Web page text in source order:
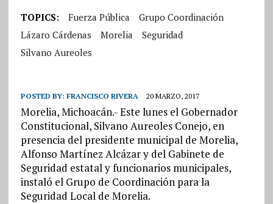
TOPICS: Fuerza Pública
Grupo Coordinación
Lázaro Cárdenas
Morelia
Seguridad
Silvano Aureoles
POSTED BY: FRANCISCO RIVERA 20 MARZO, 2017
Morelia, Michoacán.- Este lunes el Gobernador
Constitucional, Silvano Aureoles Conejo, en
presencia del presidente municipal de Morelia,
Alfonso Martínez Alcázar y del Gabinete de
Seguridad estatal y funcionarios municipales,
instaló el Grupo de Coordinación para la
Seguridad Local de Morelia.